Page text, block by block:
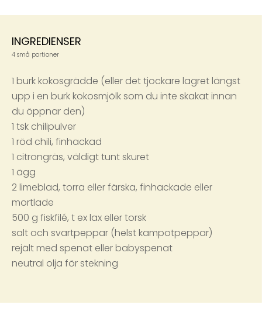
INGREDIENSER
4 små portioner
1 burk kokosgrädde (eller det tjockare lagret längst
upp i en burk kokosmjölk som du inte skakat innan
du öppnar den)
1 tsk chilipulver
1 röd chili, finhackad
1 citrongräs, väldigt tunt skuret
1 ägg
2 limeblad, torra eller färska, finhackade eller
mortlade
500 g fiskfilé, t ex lax eller torsk
salt och svartpeppar (helst kampotpeppar)
rejält med spenat eller babyspenat
neutral olja för stekning